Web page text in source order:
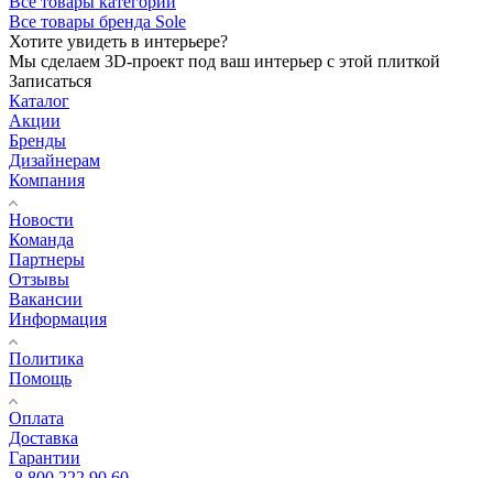
Все товары бренда Sole
Хотите увидеть в интерьере?
Мы сделаем 3D-проект под ваш интерьер с этой плиткой
Записаться
Каталог
Акции
Бренды
Дизайнерам
Компания
Новости
Команда
Партнеры
Отзывы
Вакансии
Информация
Политика
Помощь
Оплата
Доставка
Гарантии